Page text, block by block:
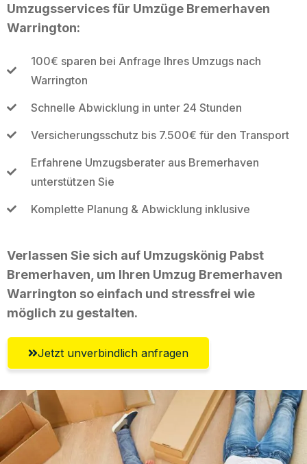
Umzugsservices für Umzüge Bremerhaven
Warrington:
100€ sparen bei Anfrage Ihres Umzugs nach
Warrington
Schnelle Abwicklung in unter 24 Stunden
Versicherungsschutz bis 7.500€ für den Transport
Erfahrene Umzugsberater aus Bremerhaven
unterstützen Sie
Komplette Planung & Abwicklung inklusive
Verlassen Sie sich auf Umzugskönig Pabst
Bremerhaven, um Ihren Umzug Bremerhaven
Warrington so einfach und stressfrei wie
möglich zu gestalten.
Jetzt unverbindlich anfragen